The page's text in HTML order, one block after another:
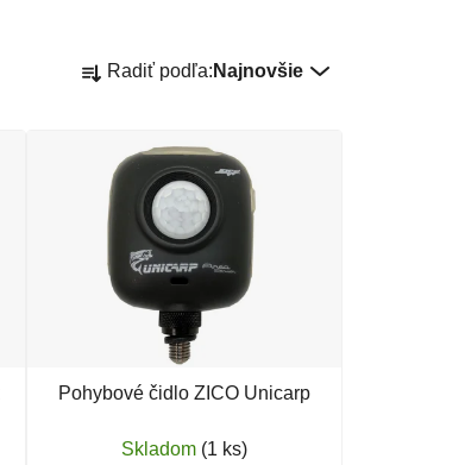
Radenie produktov
Radiť podľa: Najnovšie
Pohybové čidlo ZICO Unicarp
Skladom (1 ks)